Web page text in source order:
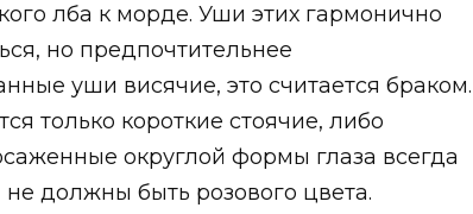
лба к морде. Уши этих гармонично
но предпочтительнее
уши висячие, это считается браком.
только короткие стоячие, либо
округлой формы глаза всегда
должны быть розового цвета.